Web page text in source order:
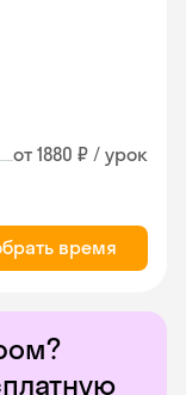
от 1880 ₽ / урок
время